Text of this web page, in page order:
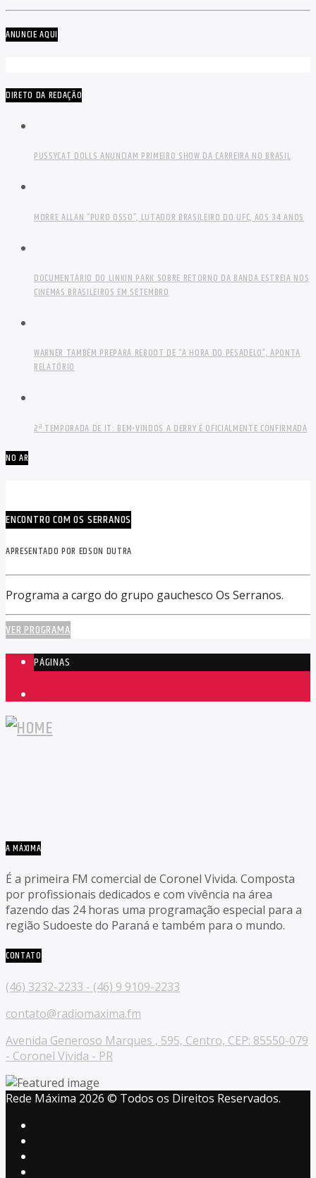
ANUNCIE AQUI
DIRETO DA REDAÇÃO
PUSSYCAT DOLLS ANUNCIAM PRIMEIRO SHOW DA CARREIRA NO BRASIL
MORRE ALLAN “PURO OSSO”, LUTADOR BRASILEIRO DO UFC, AOS 34 ANOS
DOCUMENTÁRIO DO LINKIN PARK SOBRE RETORNO DA BANDA ESTREIA NOS
CINEMAS BRASILEIROS EM SETEMBRO
WARNER TAMBÉM PREPARA REBOOT DE “A HORA DO PESADELO”, APONTA
RELATÓRIO
2ª TEMPORADA DE IT: BEM-VINDOS A DERRY É OFICIALMENTE CONFIRMADA
NO AR
ENCONTRO COM OS SERRANOS
APRESENTADO POR EDSON DUTRA
Programa a cargo do grupo gauchesco Os Serranos.
VER PROGRAMA
PÁGINAS
A MÁXIMA
É a primeira FM comercial de Coronel Vivida. Composta
por profissionais dedicados e com vivência na área
fazendo das 24 horas uma programação especial para a
região Sudoeste do Paraná e também para o mundo.
CONTATO
(46) 3232-2233 - (46) 9 9109-2233
contato@radiomaxima.fm
Avenida Generoso Marques , 595, Centro, CEP: 85550-079
- Coronel Vivida - PR
Rede Máxima 2026 © Todos os Direitos Reservados.